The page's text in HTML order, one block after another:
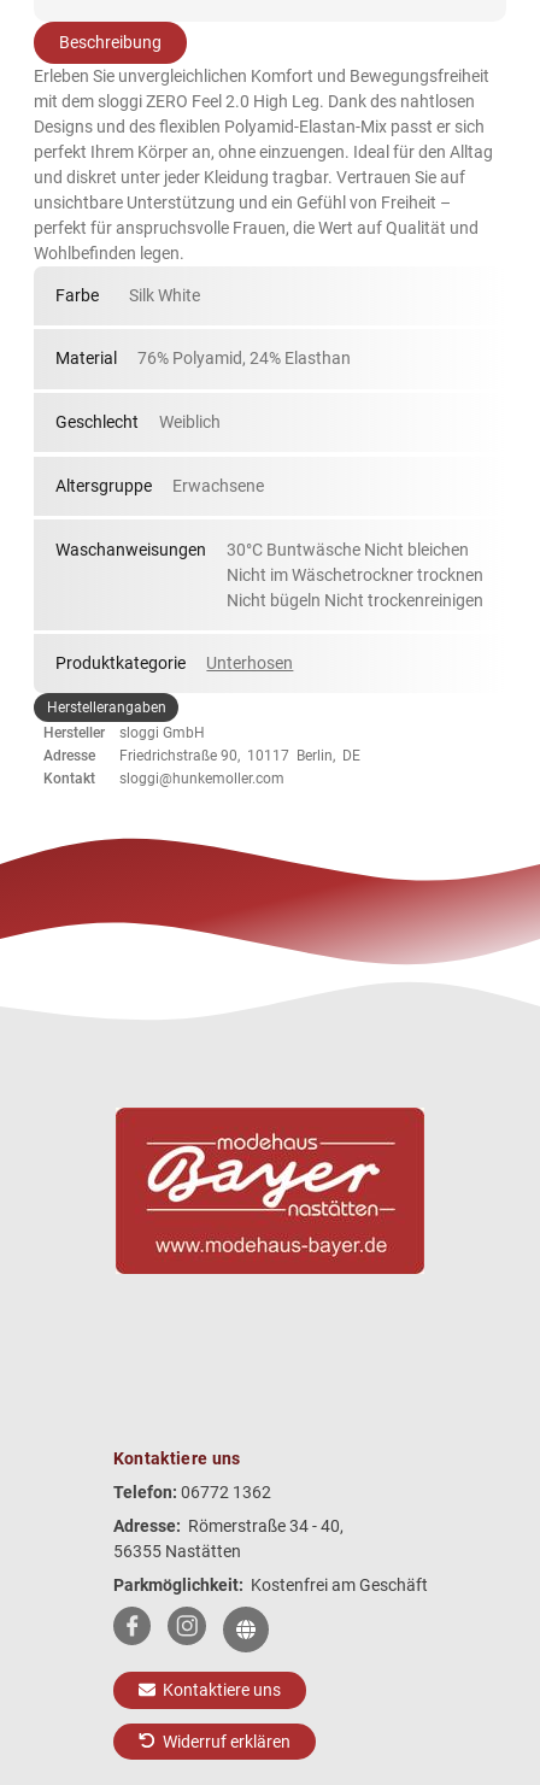
Beschreibung
Erleben Sie unvergleichlichen Komfort und Bewegungsfreiheit
mit dem sloggi ZERO Feel 2.0 High Leg. Dank des nahtlosen
Designs und des flexiblen Polyamid-Elastan-Mix passt er sich
perfekt Ihrem Körper an, ohne einzuengen. Ideal für den Alltag
und diskret unter jeder Kleidung tragbar. Vertrauen Sie auf
unsichtbare Unterstützung und ein Gefühl von Freiheit –
perfekt für anspruchsvolle Frauen, die Wert auf Qualität und
Wohlbefinden legen.
Farbe Silk White
Material 76% Polyamid, 24% Elasthan
Geschlecht Weiblich
Altersgruppe Erwachsene
Waschanweisungen
30°C Buntwäsche Nicht bleichen
Nicht im Wäschetrockner trocknen
Nicht bügeln Nicht trockenreinigen
Produktkategorie Unterhosen
Herstellerangaben
Hersteller
sloggi GmbH
Adresse
Friedrichstraße 90, 10117 Berlin, DE
Kontakt
sloggi@hunkemoller.com
Kontaktiere uns
Telefon: 06772 1362
Adresse: Römerstraße 34 - 40,
56355 Nastätten
Parkmöglichkeit: Kostenfrei am Geschäft
Kontaktiere uns
Widerruf erklären